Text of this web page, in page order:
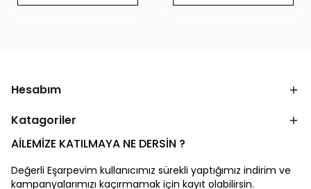
Hesabım
Katagoriler
AİLEMİZE KATILMAYA NE DERSİN ?
Değerli Eşarpevim kullanıcımız sürekli yaptığımız indirim ve
kampanyalarımızı kaçırmamak için kayıt olabilirsin.